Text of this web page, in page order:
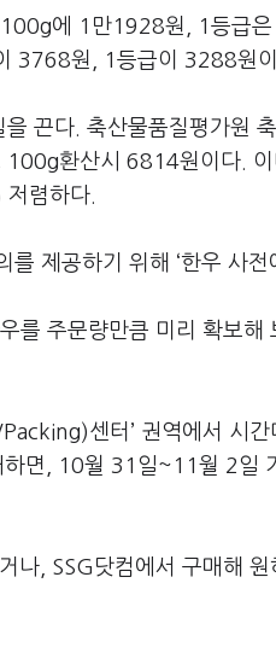
에 1만1928원, 1등급
3768원, 1등급이 3288원이
끈다. 축산물품질평가원
환산시 6814원이다. 이
렴하다.
제공하기 위해 ‘한우 사전
를 주문량만큼 미리 확보해
센터’ 권역에서 시
면, 10월 31일~11월 2일
나, SSG닷컴에서 구매해